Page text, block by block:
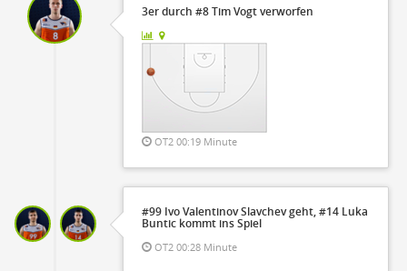
3er durch #8 Tim Vogt verworfen
OT2 00:19 Minute
#99 Ivo Valentinov Slavchev geht, #14 Luka
Buntic kommt ins Spiel
OT2 00:28 Minute